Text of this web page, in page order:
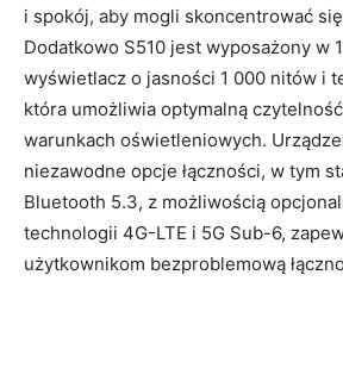
i spokój, aby mogli skoncentrować
Dodatkowo S510 jest wyposażony w
wyświetlacz o jasności 1 000 nitów i
która umożliwia optymalną
warunkach oświetleniowych.
niezawodne opcje łączności, w tym
Bluetooth 5.3, z możliwością
technologii 4G-LTE i 5G Sub-6,
użytkownikom bezproblemową